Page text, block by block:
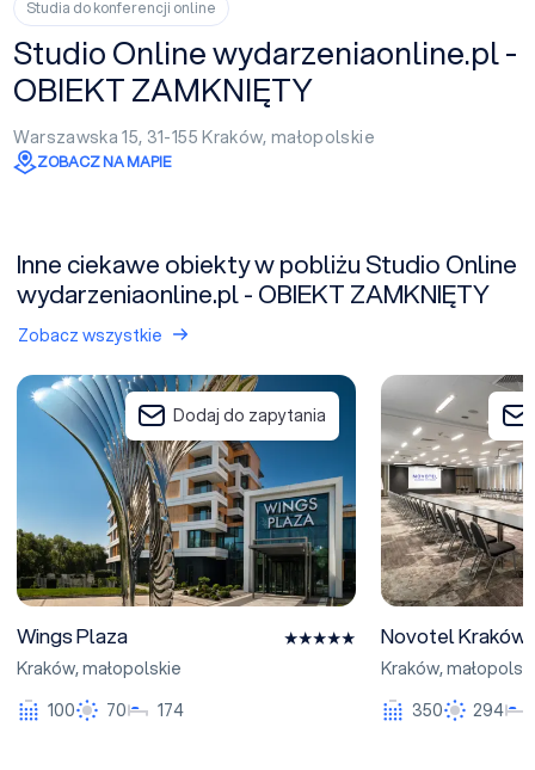
Studia do konferencji online
Studio Online wydarzeniaonline.pl -
OBIEKT ZAMKNIĘTY
Warszawska 15, 31-155Kraków,małopolskie
ZOBACZ NA MAPIE
Inne ciekawe obiekty w pobliżu Studio Online
wydarzeniaonline.pl - OBIEKT ZAMKNIĘTY
Zobacz wszystkie
Wings Plaza
Dodaj do zapytania
Wings Plaza
Kraków,małopolskie
100
70 174
Novotel Kraków
Novotel Kraków
Kraków,
350
294